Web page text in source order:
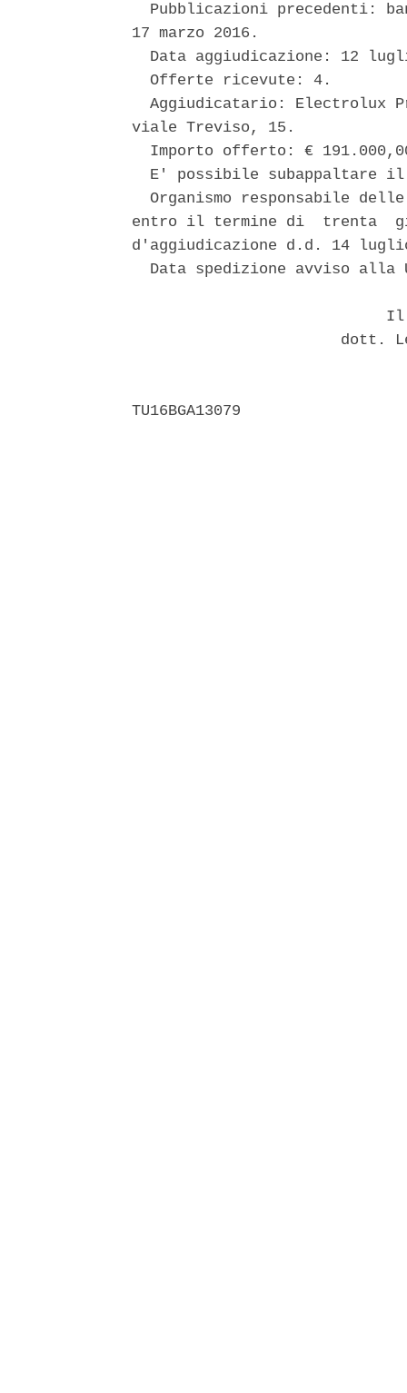
Pubblicazioni precedenti:
17 marzo 2016.
Data aggiudicazione: 12
  Offerte ricevute: 4.
Aggiudicatario: Electrolux
viale Treviso, 15.
Importo offerto: €
E' possibile subappaltare
Organismo responsabile
entro il termine di  trenta
d'aggiudicazione d.d. 14
Data spedizione avviso
dott.